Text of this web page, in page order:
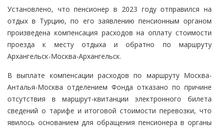
Установлено, что пенсионер в 2023 году отправился на
отдых в Турцию, по его заявлению пенсионным органом
произведена компенсация расходов на оплату стоимости
проезда к месту отдыха и обратно по маршруту
Архангельск-Москва-Архангельск.
В выплате компенсации расходов по маршруту Москва-
Анталья-Москва отделением Фонда отказано по причине
отсутствия в маршрут-квитанции электронного билета
сведений о тарифе и итоговой стоимости перевозки, что
явилось основанием для обращения пенсионера в органы